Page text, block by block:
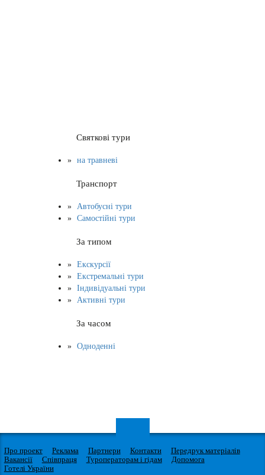
Святкові тури
на травневі
Транспорт
Автобусні тури
Самостійні тури
За типом
Екскурсії
Екстремальні тури
Індивідуальні тури
Активні тури
За часом
Одноденні
Про проект Реклама Партнери Контакти
Передрук матеріалів
Вакансії
Співпраця Туроператорам і гідам
Допомога
Готелі України